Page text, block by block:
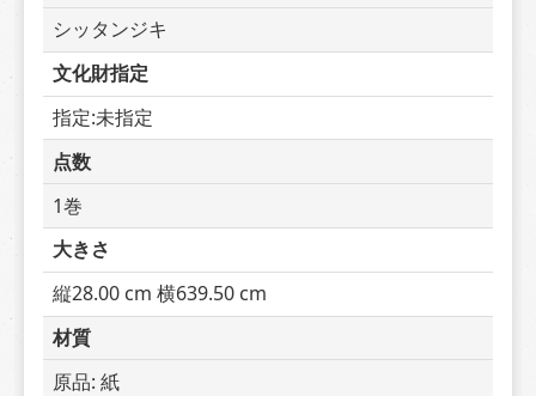
シッタンジキ
文化財指定
指定:未指定
点数
1巻
大きさ
縦28.00 cm 横639.50 cm
材質
原品: 紙